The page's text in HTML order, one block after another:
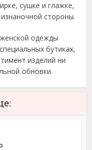
сушке и глажке,
стороны.
одежды
бутиках,
изделий ни
обновки.